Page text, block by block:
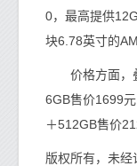
0，最高提供
块6.78英寸的
价格方面，叠
6GB售价1699
＋512GB售价
版权所有，未经